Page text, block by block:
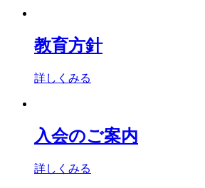
教育方針
詳しくみる
入会のご案内
詳しくみる